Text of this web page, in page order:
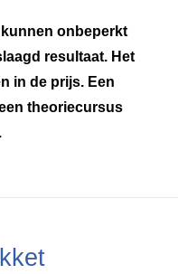
onbeperkt
resultaat. Het
in de prijs. Een
theoriecursus